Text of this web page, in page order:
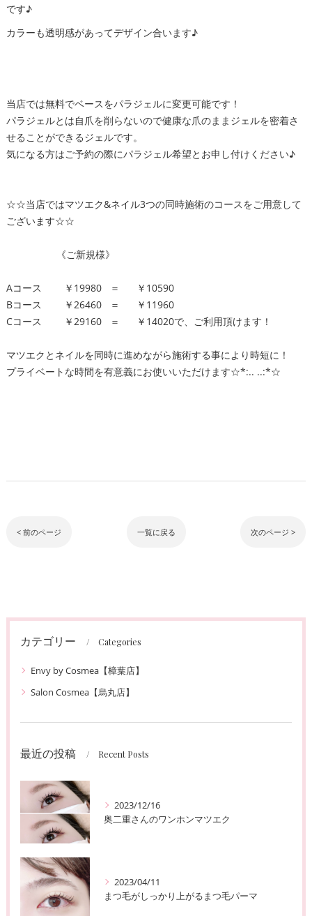
です♪
カラーも透明感があってデザイン合います♪
当店では無料でベースをパラジェルに変更可能です！
パラジェルとは自爪を削らないので健康な爪のままジェルを密着さ
せることができるジェルです。
気になる方はご予約の際にパラジェル希望とお申し付けください♪
☆☆当店ではマツエク&ネイル3つの同時施術のコースをご用意して
ございます☆☆
《ご新規様》
Aコース ￥19980 ＝ ￥10590
Bコース ￥26460 ＝ ￥11960
Cコース ￥29160 ＝ ￥14020で、ご利用頂けます！
マツエクとネイルを同時に進めながら施術する事により時短に！
プライベートな時間を有意義にお使いいただけます☆*:.. ..:*☆
< 前のページ 一覧に戻る 次のページ >
カテゴリー Categories
Envy by Cosmea【樟葉店】
Salon Cosmea【烏丸店】
最近の投稿 Recent Posts
2023/12/16
奥二重さんのワンホンマツエク
2023/04/11
まつ毛がしっかり上がるまつ毛パーマ